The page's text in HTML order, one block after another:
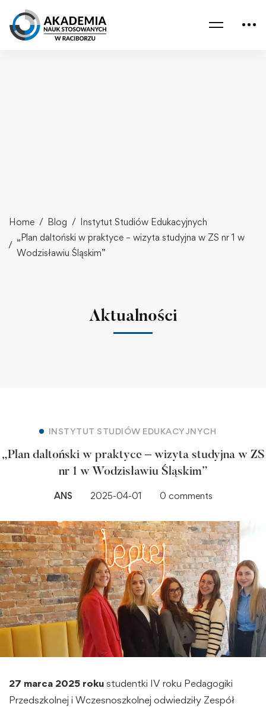
Home Blog
Instytut Studiów Edukacyjnych
„Plan daltoński w praktyce – wizyta studyjna w ZS nr 1 w
Wodzisławiu Śląskim”
Aktualności
INSTYTUT STUDIÓW EDUKACYJNYCH
„Plan daltoński w praktyce – wizyta studyjna w ZS
nr 1 w Wodzisławiu Śląskim”
ANS 2025-04-01 0 comments
27 marca 2025 roku studentki IV roku Pedagogiki
Przedszkolnej i Wczesnoszkolnej odwiedziły Zespół